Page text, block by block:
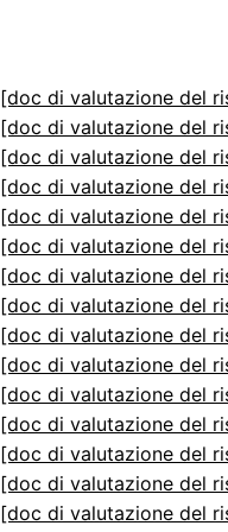
[doc di valutazione del
[doc di valutazione del
[doc di valutazione del
[doc di valutazione del
[doc di valutazione del
[doc di valutazione del
[doc di valutazione del
[doc di valutazione del
[doc di valutazione del
[doc di valutazione del
[doc di valutazione del
[doc di valutazione del
[doc di valutazione del
[doc di valutazione del
[doc di valutazione del